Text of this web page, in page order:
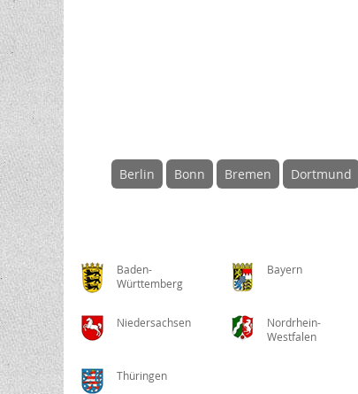
Berlin Bonn Bremen Dortmund
Baden-
Württemberg
Bayern
Niedersachsen
Nordrhein-
Westfalen
Thüringen